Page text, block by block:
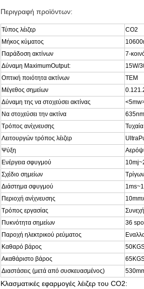
Περιγραφή προϊόντων:
Τύπος λέιζερ
CO2
Μήκος κύματος
Παράδοση ακτίνων
7-
Δύναμη MaximumOutput:
15W/
Οπτική ποιότητα ακτίνων
TEM
Μέγεθος σημείων
Δύναμη της να στοχεύσει ακτίνας
Να στοχεύσει την ακτίνα
635nm
Τρόπος ανίχνευσης
Λειτουργών τρόπος λέιζερ
Ψύξη
Ενέργεια σφυγμού
Σχέδιο σημείων
Διάστημα σφυγμού
Περιοχή ανίχνευσης
Τρόπος εργασίας
Πυκνότητα σημείων
36
Παροχή ηλεκτρικού ρεύματος
Καθαρό βάρος
Ακαθάριστο βάρος
Διαστάσεις (μετά από συσκευασμένος)
Κλασματικές εφαρμογές λέιζερ του CO2: